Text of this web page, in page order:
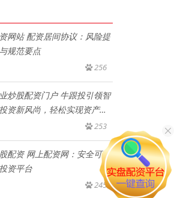
网站 配资居间协议：风险提
规范要点
256
炒股配资门户 牛跟投引领智
资新风尚，轻松实现资产增
253
配资 网上配资网：安全可靠
资平台
245